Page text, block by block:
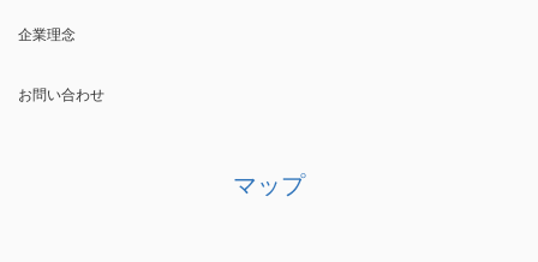
企業理念
お問い合わせ
マップ